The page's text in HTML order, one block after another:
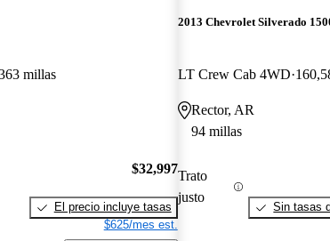
millas
$32,997
El precio incluye tasas
$625/mes est.
2013 Chevrolet Silverado
LT Crew Cab 4WD
Rector, AR
94 millas
Trato
justo
Sin tasas